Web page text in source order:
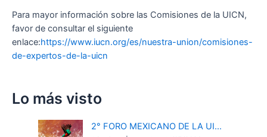
Para mayor información sobre las Comisiones de la UICN,
favor de consultar el siguiente
enlace:https://www.iucn.org/es/nuestra-union/comisiones-
de-expertos-de-la-uicn
Lo más visto
2° FORO MEXICANO DE LA UI...